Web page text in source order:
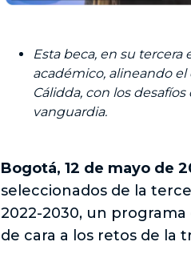
Esta beca, en su
académico, alineando el
Cálidda, con los
vanguardia.
Bogotá, 12 de mayo de
seleccionados de la
2022-2030, un
de cara a los retos de la